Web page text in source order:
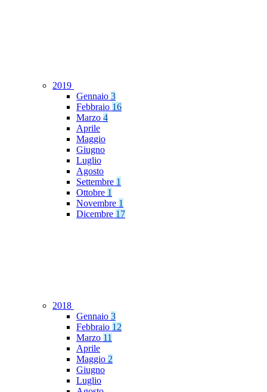
2019
Gennaio 3
Febbraio 16
Marzo 4
Aprile
Maggio
Giugno
Luglio
Agosto
Settembre 1
Ottobre 1
Novembre 1
Dicembre 17
2018
Gennaio 3
Febbraio 12
Marzo 11
Aprile
Maggio 2
Giugno
Luglio